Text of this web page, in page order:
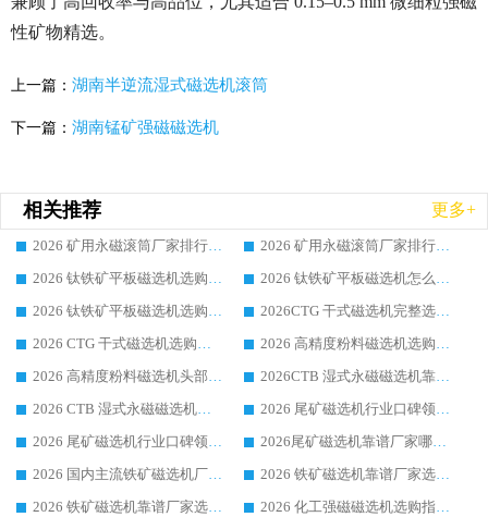
性矿物精选。
上一篇： 湖南半逆流湿式磁选机滚筒
下一篇： 湖南锰矿强磁磁选机
相关推荐 更多+
2026 矿用永磁滚筒厂家排行榜选购干货指南 行业口碑标杆华体会手机网页版-华体会(中国) 实力出众
2026 矿用永磁滚筒厂家排行榜选购指南，行业口碑领域强者华体会手机网页版-华体会(中国)
2026 钛铁矿平板磁选机选购全攻略 市场公认优质品牌厂家实力排行榜
2026 钛铁矿平板磁选机怎么选 靠谱生产企业实力排行榜选购参考攻略
2026 钛铁矿平板磁选机选购指南 行业口碑优选品牌生产企业实力排行榜
2026CTG 干式磁选机完整选购指南 行业口碑顶尖靠谱生产龙头厂家实力推荐
2026 CTG 干式磁选机选购指南|行业口碑靠谱生产厂家领域强者推荐
2026 高精度粉料磁选机选购全攻略 行业优质品牌华体会手机网页版-华体会(中国) 实力深度解析
2026 高精度粉料磁选机头部厂家选购指南 行业口碑靠谱品牌推荐 领域强者华体会手机网页版-华体会(中国) 解析
2026CTB 湿式永磁磁选机靠谱厂家实力排行榜 铁矿选矿设备采购全流程选购指南
2026 CTB 湿式永磁磁选机选购指南|行业口碑良好品牌推荐，领域强者华体会手机网页版-华体会(中国)
2026 尾矿磁选机行业口碑领域强者，源头直供国内主流厂家华体会手机网页版-华体会(中国) 一站式服务
2026 尾矿磁选机行业口碑领域强者，源头直供国内主流厂家华体会手机网页版-华体会(中国) 一站式服务
2026尾矿磁选机靠谱厂家哪家好 行业口碑领域强者华体会手机网页版-华体会(中国) 推荐
2026 国内主流铁矿磁选机厂家选购指南|行业口碑好品牌推荐，领域强者华体会手机网页版-华体会(中国)
2026 铁矿磁选机靠谱厂家选购全攻略 行业标杆华体会手机网页版-华体会(中国) 设备性价比出众
2026 铁矿磁选机靠谱厂家选购指南，领域强者华体会手机网页版-华体会(中国) 铁矿磁选机性价比高
2026 化工强磁磁选机选购指南 5 家行业口碑靠谱厂家领域强者推荐